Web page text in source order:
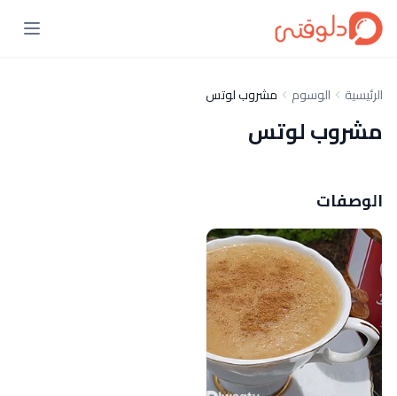
الرئيسية الوسوم مشروب لوتس
مشروب لوتس
الوصفات